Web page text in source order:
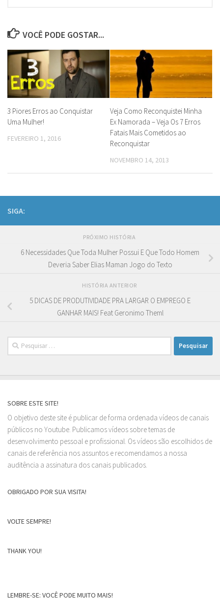
VOCÊ PODE GOSTAR...
3 Piores Erros ao Conquistar
Uma Mulher!
FEVEREIRO 1, 2016
Veja Como Reconquistei Minha
Ex Namorada – Veja Os 7 Erros
Fatais Mais Cometidos ao
Reconquistar
NOVEMBRO 14, 2013
SIGA:
PRÓXIMO HISTÓRIA
6 Necessidades Que Toda Mulher Possui E Que Todo Homem
Deveria Saber Elias Maman Jogo do Texto
HISTÓRIA ANTERIOR
5 DICAS DE PRODUTIVIDADE PRA LARGAR O EMPREGO E
GANHAR MAIS! Feat Geronimo Theml
Pesquisar
por:
SOBRE ESTE SITE!
O objetivo deste site é publicar de forma ordenada vídeos de canais
públicos no Youtube. Publicamos vídeos sobre temas de
desenvolvimento pessoal e profissional. Os vídeos são escolhidos de
canais de referência nos assuntos e recomendamos a nossa
auditência a assinatura dos canais publicados.
OBRIGADO POR SUA VISITA!
VOLTE SEMPRE!
THANK YOU!
LEMBRE-SE: VOCÊ PODE MUITO MAIS!